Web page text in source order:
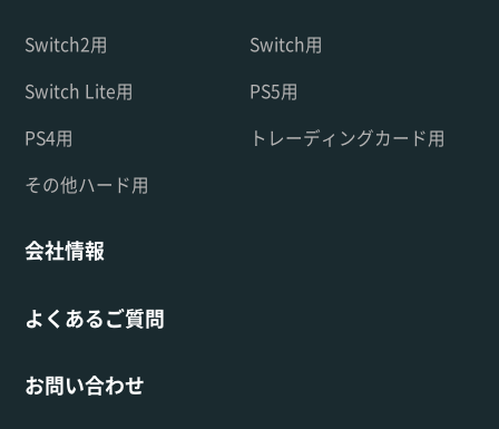
Switch2用
Switch用
Switch Lite用
PS5用
PS4用
トレーディングカード用
その他ハード用
会社情報
よくあるご質問
お問い合わせ